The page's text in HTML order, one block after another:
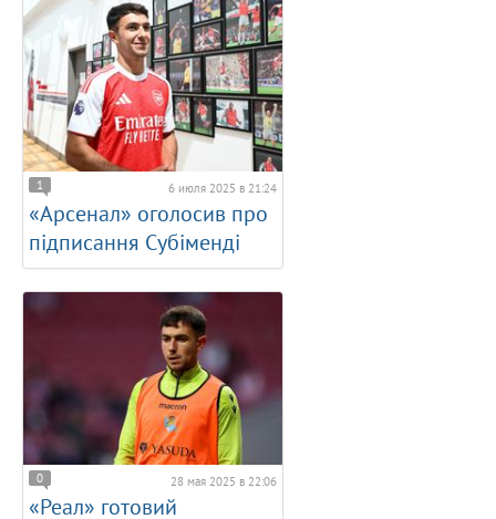
1 6 июля 2025 в 21:24
«Арсенал» оголосив про
підписання Субіменді
0 28 мая 2025 в 22:06
«Реал» готовий